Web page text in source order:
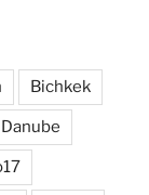
Bichkek
Danube